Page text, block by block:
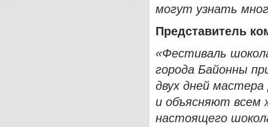
могут узнать
Представитель
«Фестиваль
города Байонны
двух дней
и объясняют всем
настоящего